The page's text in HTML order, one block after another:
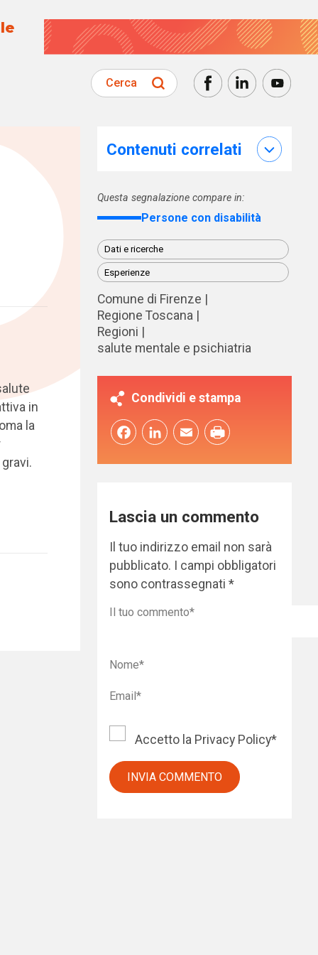
Cerca
in
la
Contenuti correlati
Questa segnalazione compare in:
Persone con disabilità
Dati e ricerche
Esperienze
Comune di Firenze
Regione Toscana
Regioni
salute mentale e psichiatria
Condividi e stampa
FacebookLinkedInEmail
Lascia un commento
Il tuo indirizzo email non sarà
pubblicato. I campi obbligatori
sono contrassegnati*
Accetto la Privacy Policy*